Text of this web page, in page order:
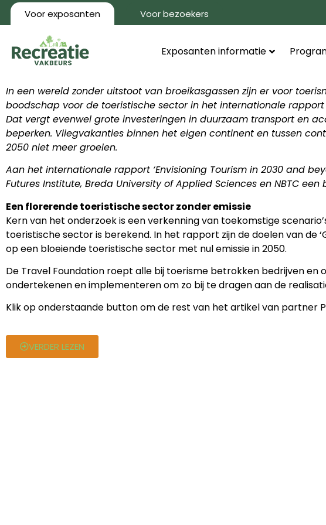
Voor exposanten Voor bezoekers
Exposanten informatie
In een wereld zonder uitstoot van broeikasgassen zijn er voor
boodschap voor de toeristische sector in het internationale rapport
Dat vergt evenwel grote investeringen in duurzaam transport en
beperken. Vliegvakanties binnen het eigen continent en tussen
2050 niet meer groeien.
Aan het internationale rapport ‘Envisioning Tourism in 2030 and
Futures Institute, Breda University of Applied Sciences en NBTC
Een florerende toeristische sector zonder emissie
Kern van het onderzoek is een verkenning van toekomstige
toeristische sector is berekend. In het rapport zijn de doelen van de
op een bloeiende toeristische sector met nul emissie in 2050.
De Travel Foundation roept alle bij toerisme betrokken bedrijven en
ondertekenen en implementeren om zo bij te dragen aan de
Klik op onderstaande button om de rest van het artikel van partner
VERDER LEZEN